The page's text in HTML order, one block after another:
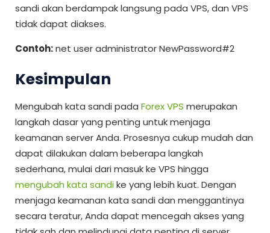
sandi akan berdampak langsung pada VPS, dan VPS
tidak dapat diakses.
Contoh:net user administrator NewPassword#2
Kesimpulan
Mengubah kata sandi pada Forex VPS merupakan
langkah dasar yang penting untuk menjaga
keamanan server Anda. Prosesnya cukup mudah dan
dapat dilakukan dalam beberapa langkah
sederhana, mulai dari masuk ke VPS hingga
mengubah kata sandike yang lebih kuat. Dengan
menjaga keamanan kata sandi dan menggantinya
secara teratur, Anda dapat mencegah akses yang